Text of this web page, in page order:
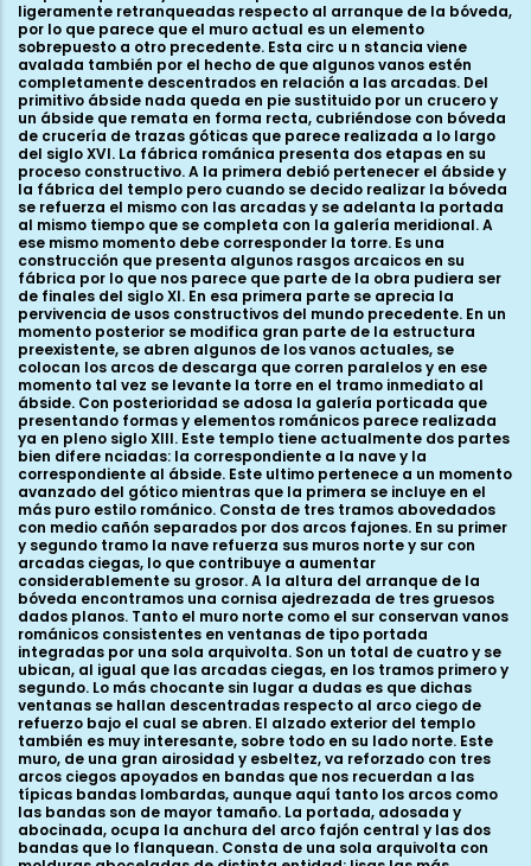
ligeramente retranqueadas respecto al arranque de la bóveda,
por lo que parece que el muro actual es un elemento
sobrepuesto a otro precedente. Esta circ u n stancia viene
avalada también por el hecho de que algunos vanos estén
completamente descentrados en relación a las arcadas. Del
primitivo ábside nada queda en pie sustituido por un crucero y
un ábside que remata en forma recta, cubriéndose con bóveda
de crucería de trazas góticas que parece realizada a lo largo
del siglo XVI. La fábrica románica presenta dos etapas en su
proceso constructivo. A la primera debió pertenecer el ábside y
la fábrica del templo pero cuando se decido realizar la bóveda
se refuerza el mismo con las arcadas y se adelanta la portada
al mismo tiempo que se completa con la galería meridional. A
ese mismo momento debe corresponder la torre. Es una
construcción que presenta algunos rasgos arcaicos en su
fábrica por lo que nos parece que parte de la obra pudiera ser
de finales del siglo XI. En esa primera parte se aprecia la
pervivencia de usos constructivos del mundo precedente. En un
momento posterior se modifica gran parte de la estructura
preexistente, se abren algunos de los vanos actuales, se
colocan los arcos de descarga que corren paralelos y en ese
momento tal vez se levante la torre en el tramo inmediato al
ábside. Con posterioridad se adosa la galería porticada que
presentando formas y elementos románicos parece realizada
ya en pleno siglo XIII. Este templo tiene actualmente dos partes
bien difere nciadas: la correspondiente a la nave y la
correspondiente al ábside. Este ultimo pertenece a un momento
avanzado del gótico mientras que la primera se incluye en el
más puro estilo románico. Consta de tres tramos abovedados
con medio cañón separados por dos arcos fajones. En su primer
y segundo tramo la nave refuerza sus muros norte y sur con
arcadas ciegas, lo que contribuye a aumentar
considerablemente su grosor. A la altura del arranque de la
bóveda encontramos una cornisa ajedrezada de tres gruesos
dados planos. Tanto el muro norte como el sur conservan vanos
románicos consistentes en ventanas de tipo portada
integradas por una sola arquivolta. Son un total de cuatro y se
ubican, al igual que las arcadas ciegas, en los tramos primero y
segundo. Lo más chocante sin lugar a dudas es que dichas
ventanas se hallan descentradas respecto al arco ciego de
refuerzo bajo el cual se abren. El alzado exterior del templo
también es muy interesante, sobre todo en su lado norte. Este
muro, de una gran airosidad y esbeltez, va reforzado con tres
arcos ciegos apoyados en bandas que nos recuerdan a las
típicas bandas lombardas, aunque aquí tanto los arcos como
las bandas son de mayor tamaño. La portada, adosada y
abocinada, ocupa la anchura del arco fajón central y las dos
bandas que lo flanquean. Consta de una sola arquivolta con